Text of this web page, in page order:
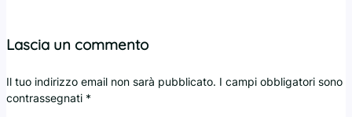
Lascia un commento
Il tuo indirizzo email non sarà pubblicato. I campi obbligatori sono
contrassegnati *